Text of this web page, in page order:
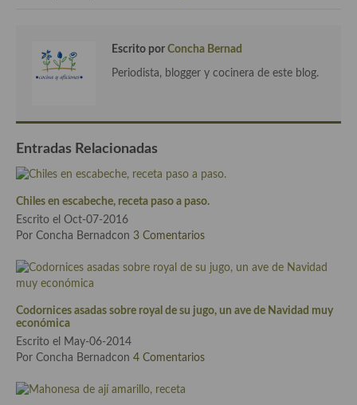
Cocina Sudafrinaca
Cocina Yoshoku
Cocina callejera
Cocina fusión
Cocinas de España
Cocina Aragonesa
Cocina Asturiana
Cocina Balear
Escrito por Concha Bernad
Periodista, blogger y cocinera de este blog.
Entradas Relacionadas
Chiles en escabeche, receta paso a paso.
Escrito el Oct-07-2016
Por Concha Bernadcon 3 Comentarios
Codornices asadas sobre royal de su jugo, un ave de Navidad muy
económica
Escrito el May-06-2014
Por Concha Bernadcon 4 Comentarios